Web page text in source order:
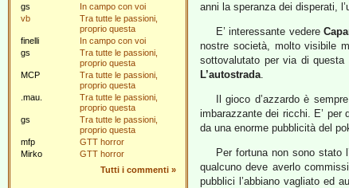
gs
In campo con voi
vb
Tra tutte le passioni,
proprio questa
finelli
In campo con voi
gs
Tra tutte le passioni,
proprio questa
MCP
Tra tutte le passioni,
proprio questa
.mau.
Tra tutte le passioni,
proprio questa
gs
Tra tutte le passioni,
proprio questa
mfp
GTT horror
Mirko
GTT horror
Tutti i commenti »
anni la speranza dei disperati,
E’ interessante vedere
nostre società, molto visibile
sottovalutato per via di
L’autostrada.
Il gioco d’azzardo è
imbarazzante dei ricchi. E’ per
da una enorme pubblicità del
Per fortuna non sono stato
qualcuno deve averlo
pubblici l’abbiano vagliato ed